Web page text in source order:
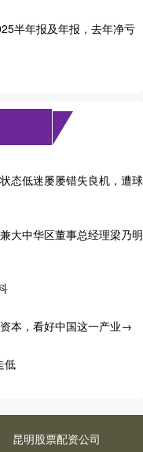
半年报及年报，去年净亏
态低迷屡屡错失良机，遭球
大中华区董事总经理梁乃明
本，看好中国这一产业→
低
昆明股票配资公司